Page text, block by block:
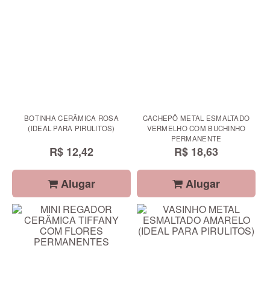
BOTINHA CERÂMICA ROSA
(IDEAL PARA PIRULITOS)
R$ 12,42
Alugar
CACHEPÔ METAL ESMALTADO
VERMELHO COM BUCHINHO
PERMANENTE
R$ 18,63
Alugar